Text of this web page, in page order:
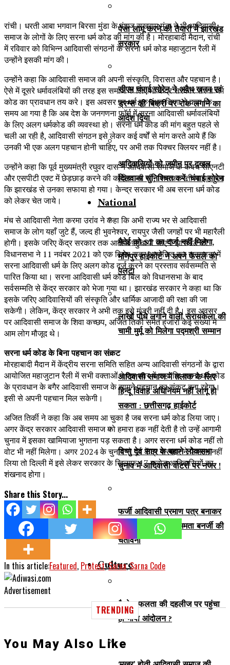
पेसा लागू करने की तैयारी में झारखंड
सरकार
सीएम चंपाई सोरेन ने अवैध खनन एवं
ड्रग्स की बिक्री पर रोक लगाने का
आदेश दिया
आदिवासियों को जमीन पर दखल
दिलवाना सुनिश्चित करें: चंपाई सोरेन
National
मैतेई को ST का दर्जा नहीं मिलेगा,
मणिपुर हाईकोर्ट ने अपने फैसले को
पलटा
लाखों पौधे लगाने वाली सरायकेला की
चामी मुर्मू को मिलेगा पद्मश्री सम्मान
आदिवासी समाज में तलाक के लिए
हिन्दू विवाह अधिनियम नहीं लागू हो
सकता : छत्तीसगढ़ हाईकोर्ट
विष्णु देव साय के बहाने लोकसभा
चुनाव में आदिवासी वोटरों पर नजर !
फर्जी आदिवासी प्रमाण पत्र बनाकर
नौकरी लेने वालों को ममता बनर्जी की
चेतावनी
Culture
कैसे सफलता की दहलीज पर पहुंचा
हो भाषा आंदोलन ?
रांची। धरती आबा भगवान बिरसा मुंडा के वंशज सुखराम मुंडा ने भी आदिवासी
समाज के लोगों के लिए सरना धर्म कोड की मांग की है। मोरहाबादी मैदान, रांची
में रविवार को विभिन्न आदिवासी संगठनों के सरना धर्म कोड महाजुटान रैली में
उन्होंने इसकी मांग की।
उन्होंने कहा कि आदिवासी समाज की अपनी संस्कृति, विरासत और पहचान है।
ऐसे में दूसरे धर्मावलंबियों की तरह इस समाज के लिए भी केंद्र सरकार सरना धर्म
कोड का प्रावधान तय करे। इस अवसर पर धर्म गुरु बंधन तिग्गा ने कहा कि
समय आ गया है कि अब देश के जनगणना फॉर्म में सरना आदिवासी धर्मावलंबियों
के लिए अलग धर्मकोड की व्यवस्था हो। सरना धर्म कोड की मांग बहुत पहले से
चली आ रही है, आदिवासी संगठन इसे लेकर कई वर्षों से मांग करते आये हैं कि
उनकी भी एक अलग पहचान होनी चाहिए, पर अभी तक पिक्चर क्लियर नहीं है।
उन्होंने कहा कि पूर्व मुख्यमंत्री रघुवर दास ने आदिवासी समाज के कवच सीएनटी
और एसपीटी एक्ट में छेड़छाड़ करने की कोशिश की थी, जिसका नतीजा यह हुआ
कि झारखंड से उनका सफाया हो गया। केन्द्र सरकार भी अब सरना धर्म कोड
को लेकर चेत जाये।
मंच से आदिवासी नेता करमा उरांव ने कहा कि अभी राज्य भर से आदिवासी
समाज के लोग यहाँ जुटे हैं, जल्द ही भुवनेश्वर, रायपुर जैसी जगहों पर भी महारैली
होगी। इसके जरिए केंद्र सरकार तक आवाज पहुंचायी जाएगी झारखंड की
विधानसभा ने 11 नवंबर 2021 को एक विशेष सत्र आयोजित कर जनगणना में
सरना आदिवासी धर्म के लिए अलग कोड दर्ज करने का प्रस्ताव सर्वसम्मति से
पारित किया था। सरना आदिवासी धर्म कोड बिल को विधानसभा के बाद
सर्वसम्मति से केंद्र सरकार को भेजा गया था। झारखंड सरकार ने कहा था कि
इसके जरिए आदिवासियों की संस्कृति और धार्मिक आजादी की रक्षा की जा
सकेगी। लेकिन, केंद्र सरकार ने अभी तक इसे मंजूरी नहीं दी है। इस अवसर
पर आदिवासी समाज के शिवा कच्छप, अजित तिर्की समेत हजारों केई संख्या में
आम लोग मौजूद थे।
सरना धर्म कोड के बिना पहचान का संकट
मोरहाबादी मैदान में केंद्रीय सरना समिति सहित अन्य आदिवासी संगठनों के द्वारा
आयोजित महाजुटान रैली में सभी वक्ताओं ने एक स्वर में कहा कि सरना धर्म कोड
के प्रावधान के बगैर आदिवासी समाज के सामने पहचान का संकट बना रहेगा।
इसी से अपनी पहचान मिल सकेगी।
अजित तिर्की ने कहा कि अब समय आ चुका है जब सरना धर्म कोड लिया जाए।
अगर केंद्र सरकार आदिवासी समाज को हमारा हक नहीं देती है तो उन्हें आगामी
चुनाव में इसका खामियाजा भुगतना पड़ सकता है। अगर सरना धर्म कोड नहीं तो
वोट भी नहीं मिलेगा। अगर 2024 के चुनाव से पूर्व केंद्र सरकार ने फैसला नहीं
लिया तो दिल्ली में इसे लेकर सरकार के खिलाफ 17 करोड़ आदिवासियों का
शंखनाद होगा।
Share this Story...
In this article:Featured, Protest,Sarna,Sarna Code
Advertisement
TRENDING
You May Also Like